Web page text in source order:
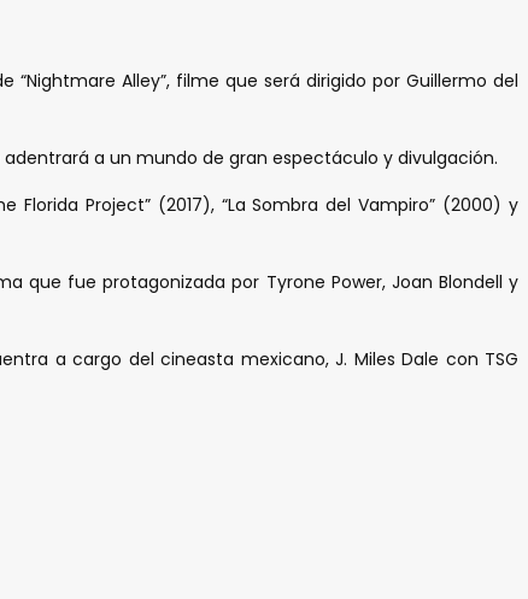
Alley”, filme que será dirigido por Guillermo del
a un mundo de gran espectáculo y divulgación.
Project” (2017), “La Sombra del Vampiro” (2000) y
que fue protagonizada por Tyrone Power, Joan Blondell y
a cargo del cineasta mexicano, J. Miles Dale con TSG